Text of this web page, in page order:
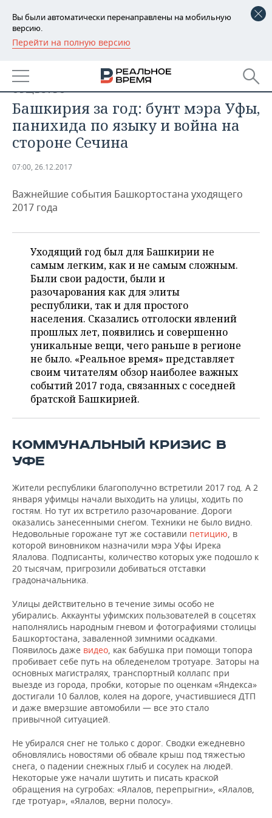
Вы были автоматически перенаправлены на мобильную
версию.
Перейти на полную версию
РЕГИОНЫ
БАШКОРТОСТАН
УДМУРТИЯ
НОВОСТИ
НОВОСТИ АНАЛИТИКИ
ДЕКЛАРАЦИИ О ДОХОДАХ
ВУЗЫ ТАТАРСТАНА
ТОРГОВЫЕ ЦЕНТРЫ
ТАТАРСТАНА
ЭКОНОМИКА
НОВОСТИ ЭКОНОМИКИ
БАНКИ
ИНВЕСТИЦИИ
ПРОМЫШЛЕННОСТИ
МАШИНОСТРОЕНИЕ
НЕФТЕХИМИЯ
НЕФТЬ
ОПК
ЭНЕРГЕТИКА
НОВОСТИ НЕДВИЖИМОСТИ
АВТО
НОВОСТИ БИЗНЕСА
РОЗНИЧНАЯ ТОРГОВЛЯ
ТРАНСПОРТ
УСЛУГИ
ТЕХНОЛОГИИ
НОВОСТИ ТЕХНОЛОГИЙ
МЕДИА
ТЕЛЕКОММУНИКАЦИИ
МЕРОПРИЯТИЯ
НОВОСТИ МЕРОПРИЯТИЙ
ВЫЕЗДНАЯ РЕДАКЦИЯ
БИЗНЕС-БРАНЧИ
ONLINE-КОНФЕРЕНЦИИ
СПОРТ
НОВОСТИ СПОРТА
ФУТБОЛ
ХОККЕЙ
ВОЛЕЙБОЛ
КИБЕРСПОРТ
ФИГУРНОЕ КАТАНИЕ
ВОДНЫЕ ВИДЫ СПОРТА
ХОККЕЙ С МЯЧОМ
ОБЩЕСТВО
НОВОСТИ ОБЩЕСТВА
ВЛАСТЬ
ИСТОРИЯ
КУЛЬТУРА
МЕДИЦИНА
ОБРАЗОВАНИЕ
ПРОИСШЕСТВИЯ
ФОТОГАЛЕРЕЯ
СЮЖЕТЫ
СПИСОК ПЕРСОН
СПИСОК КОМПАНИЙ
ПОЛНАЯ ВЕРСИЯ
ОБЩЕСТВО
Башкирия за год: бунт мэра Уфы,
панихида по языку и война на
стороне Сечина
07:00, 26.12.2017
Важнейшие события Башкортостана уходящего
2017 года
Уходящий год был для Башкирии не
самым легким, как и не самым сложным.
Были свои радости, были и
разочарования как для элиты
республики, так и для простого
населения. Сказались отголоски явлений
прошлых лет, появились и совершенно
уникальные вещи, чего раньше в регионе
не было. «Реальное время» представляет
своим читателям обзор наиболее важных
событий 2017 года, связанных с соседней
братской Башкирией.
КОММУНАЛЬНЫЙ КРИЗИС В
УФЕ
Жители республики благополучно встретили 2017 год. А 2
января уфимцы начали выходить на улицы, ходить по
гостям. Но тут их встретило разочарование. Дороги
оказались занесенными снегом. Техники не было видно.
Недовольные горожане тут же составили петицию, в
которой виновником назначили мэра Уфы Ирека
Ялалова. Подписанты, количество которых уже подошло к
20 тысячам, пригрозили добиваться отставки
градоначальника.
Улицы действительно в течение зимы особо не
убирались. Аккаунты уфимских пользователей в соцсетях
наполнялись народным гневом и фотографиями столицы
Башкортостана, заваленной зимними осадками.
Появилось даже видео, как бабушка при помощи топора
пробивает себе путь на обледенелом тротуаре. Заторы на
основных магистралях, транспортный коллапс при
выезде из города, пробки, которые по оценкам «Яндекса»
достигали 10 баллов, колея на дороге, участившиеся ДТП
и даже вмерзшие автомобили — все это стало
привычной ситуацией.
Не убирался снег не только с дорог. Сводки ежедневно
обновлялись новостями об обвале крыш под тяжестью
снега, о падении снежных глыб и сосулек на людей.
Некоторые уже начали шутить и писать краской
обращения на сугробах: «Ялалов, перепрыгни», «Ялалов,
где тротуар», «Ялалов, верни полосу».